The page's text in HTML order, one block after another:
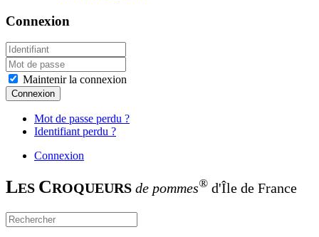
Connexion
Maintenir la connexion
Connexion
Mot de passe perdu ?
Identifiant perdu ?
Connexion
LES CROQUEURS de pommes® d'Île de France